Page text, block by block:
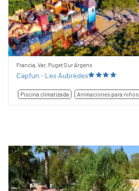
Previous
Francia, Var, Puget Sur Argens
Capfun - Les Aubrèdes
Piscina climatizada Animaciones para niños